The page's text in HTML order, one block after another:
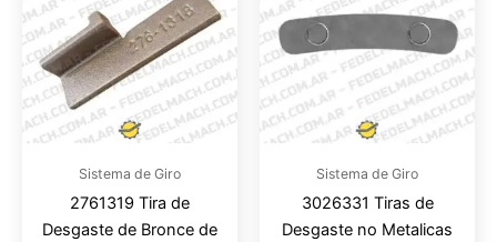
Sistema de Giro
2761319 Tira de
Desgaste de Bronce de
Sistema de Giro
3026331 Tiras de
Desgaste no Metalicas